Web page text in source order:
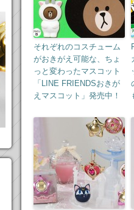
それぞれのコスチューム
がおきがえ可能な、ちょ
っと変わったマスコット
「LINE FRIENDSおきが
えマスコット」発売中！